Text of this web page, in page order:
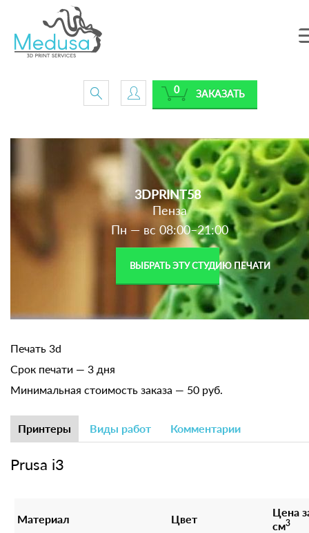
ЗАКАЗАТЬ
0
3DPRINT58
Пенза
Пн — вс 08:00–21:00
ВЫБРАТЬ ЭТУ СТУДИЮ ПЕЧАТИ
Печать 3d
Срок печати — 3 дня
Минимальная стоимость заказа — 50 руб.
Принтеры Виды работ Комментарии
Prusa i3
Материал Цвет
Цена
см3